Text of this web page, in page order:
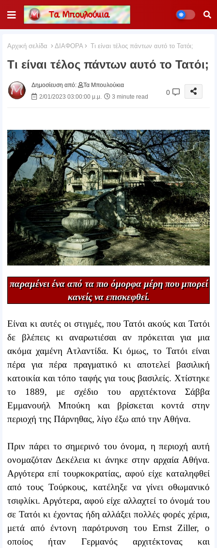
Αρχική σελίδα ΔΙΑΦΟΡΑ Τι είναι τέλος πάντων αυτό το Τατόι;
Τι είναι τέλος πάντων αυτό το Τατόι;
Δημοσίευση από:
Τα Μπουλούκια
2/01/2023 03:00:00 μ.μ.
3 minute read
0
παραμένει ένα από τα πιο όμορφα μέρη που μπορεί
κανείς να επισκεφθεί.
Είναι κι αυτές οι στιγμές, που Τατόι ακούς και Τατόι
δε βλέπεις κι αναρωτιέσαι αν πρόκειται για μια
ακόμα χαμένη Ατλαντίδα. Κι όμως, το Τατόι είναι
πέρα για πέρα πραγματικό κι αποτελεί βασιλική
κατοικία και τόπο ταφής για τους βασιλείς. Χτίστηκε
το 1889, με σχέδιο του αρχιτέκτονα Σάββα
Εμμανουήλ Μπούκη και βρίσκεται κοντά στην
περιοχή της Πάρνηθας, λίγο έξω από την Αθήνα.
Πριν πάρει το σημερινό του όνομα, η περιοχή αυτή
ονομαζόταν Δεκέλεια κι άνηκε στην αρχαία Αθήνα.
Αργότερα επί τουρκοκρατίας, αφού είχε καταληφθεί
από τους Τούρκους, κατέληξε να γίνει οθωμανικό
τσιφλίκι. Αργότερα, αφού είχε αλλαχτεί το όνομά του
σε Τατόι κι έχοντας ήδη αλλάξει πολλές φορές χέρια,
μετά από έντονη παρότρυνση του Ernst Ziller, ο
οποίος ήταν Γερμανός αρχιτέκτονας και